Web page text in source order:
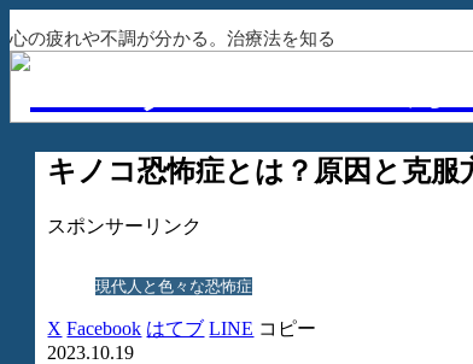
心の疲れや不調が分かる。治療法を知る
キノコ恐怖症とは？原因と克服
スポンサーリンク
現代人と色々な恐怖症
X Facebook はてブ LINE コピー
2023.10.19